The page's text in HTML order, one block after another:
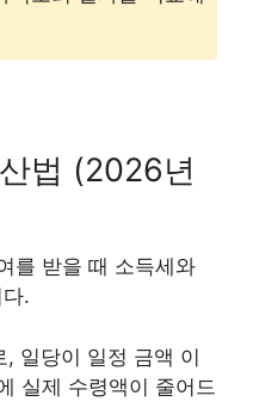
법 (2026년
를 받을 때 소득세와
.
일당이 일정 금액 이
실제 수령액이 줄어드